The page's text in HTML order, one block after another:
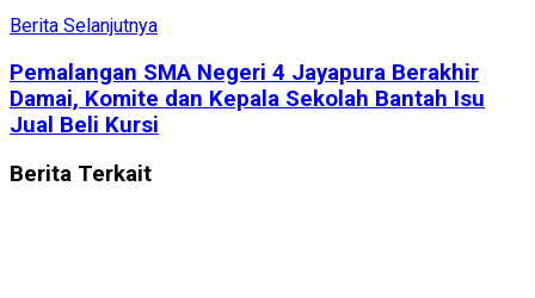
Berita Selanjutnya
Pemalangan SMA Negeri 4 Jayapura Berakhir
Damai, Komite dan Kepala Sekolah Bantah Isu
Jual Beli Kursi
Berita Terkait